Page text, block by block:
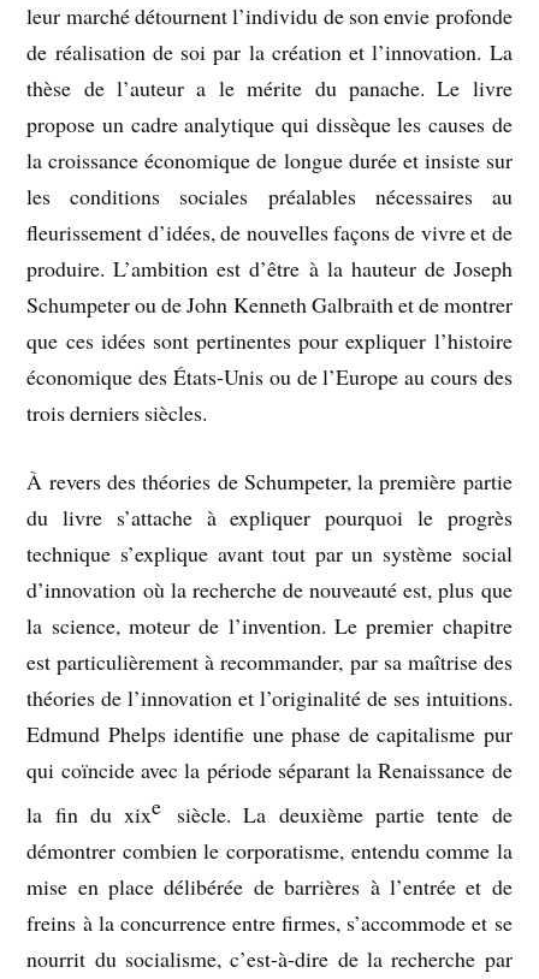
leur marché détournent l’individu de son envie profonde
de réalisation de soi par la création et l’innovation. La
thèse de l’auteur a le mérite du panache. Le livre
propose un cadre analytique qui dissèque les causes de
la croissance économique de longue durée et insiste sur
les conditions sociales préalables nécessaires au
fleurissement d’idées, de nouvelles façons de vivre et de
produire. L’ambition est d’être à la hauteur de Joseph
Schumpeter ou de John Kenneth Galbraith et de montrer
que ces idées sont pertinentes pour expliquer l’histoire
économique des États-Unis ou de l’Europe au cours des
trois derniers siècles.
À revers des théories de Schumpeter, la première partie
du livre s’attache à expliquer pourquoi le progrès
technique s’explique avant tout par un système social
d’innovation où la recherche de nouveauté est, plus que
la science, moteur de l’invention. Le premier chapitre
est particulièrement à recommander, par sa maîtrise des
théories de l’innovation et l’originalité de ses intuitions.
Edmund Phelps identifie une phase de capitalisme pur
qui coïncide avec la période séparant la Renaissance de
la fin du xixe siècle. La deuxième partie tente de
démontrer combien le corporatisme, entendu comme la
mise en place délibérée de barrières à l’entrée et de
freins à la concurrence entre firmes, s’accommode et se
nourrit du socialisme, c’est-à-dire de la recherche par